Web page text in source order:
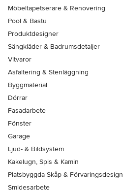
Möbeltapetserare & Renovering
Pool & Bastu
Produktdesigner
Sängkläder & Badrumsdetaljer
Vitvaror
Asfaltering & Stenläggning
Byggmaterial
Dörrar
Fasadarbete
Fönster
Garage
Ljud- & Bildsystem
Kakelugn, Spis & Kamin
Platsbyggda Skåp & Förvaringsdesign
Smidesarbete